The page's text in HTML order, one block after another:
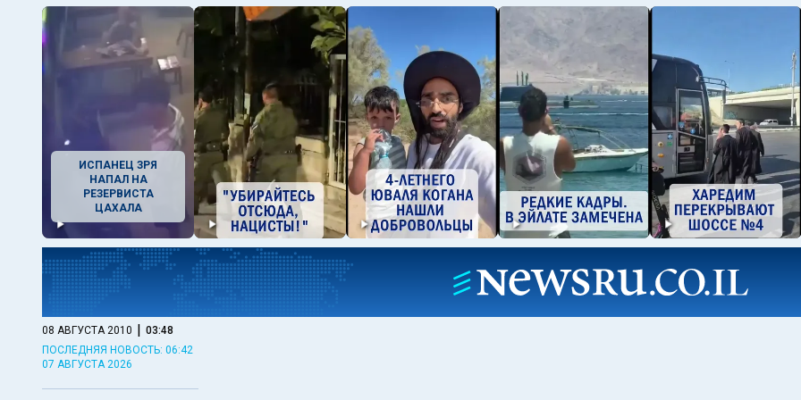
ИСПАНЕЦ ЗРЯ
НАПАЛ НА
РЕЗЕРВИСТА
ЦАХАЛА
08 АВГУСТА 2010 | 03:48
ПОСЛЕДНЯЯ НОВОСТЬ: 06:42
07 АВГУСТА 2026